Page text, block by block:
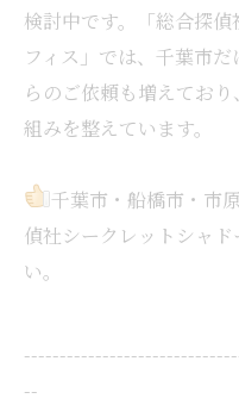
検討中です。「総合探
フィス」では、千葉市
らのご依頼も増えてお
組みを整えています。
千葉市・船橋市・市
偵社シークレットシャ
い。
--